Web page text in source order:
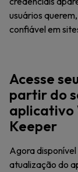
usuários
confiável em
Acesse
partir do
aplicativo
Keeper
Agora disponível
atualização do